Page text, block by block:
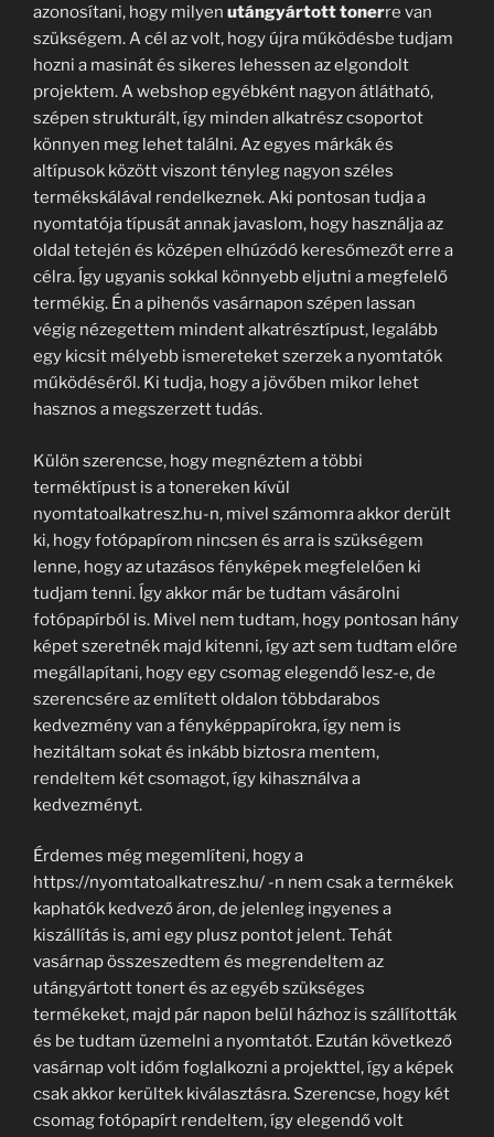
azonosítani, hogy milyen utángyártott tonerre van
szükségem. A cél az volt, hogy újra működésbe tudjam
hozni a masinát és sikeres lehessen az elgondolt
projektem. A webshop egyébként nagyon átlátható,
szépen strukturált, így minden alkatrész csoportot
könnyen meg lehet találni. Az egyes márkák és
altípusok között viszont tényleg nagyon széles
termékskálával rendelkeznek. Aki pontosan tudja a
nyomtatója típusát annak javaslom, hogy használja az
oldal tetején és középen elhúzódó keresőmezőt erre a
célra. Így ugyanis sokkal könnyebb eljutni a megfelelő
termékig. Én a pihenős vasárnapon szépen lassan
végig nézegettem mindent alkatrésztípust, legalább
egy kicsit mélyebb ismereteket szerzek a nyomtatók
működéséről. Ki tudja, hogy a jövőben mikor lehet
hasznos a megszerzett tudás.
Külön szerencse, hogy megnéztem a többi
terméktípust is a tonereken kívül
nyomtatoalkatresz.hu-n, mivel számomra akkor derült
ki, hogy fotópapírom nincsen és arra is szükségem
lenne, hogy az utazásos fényképek megfelelően ki
tudjam tenni. Így akkor már be tudtam vásárolni
fotópapírból is. Mivel nem tudtam, hogy pontosan hány
képet szeretnék majd kitenni, így azt sem tudtam előre
megállapítani, hogy egy csomag elegendő lesz-e, de
szerencsére az említett oldalon többdarabos
kedvezmény van a fényképpapírokra, így nem is
hezitáltam sokat és inkább biztosra mentem,
rendeltem két csomagot, így kihasználva a
kedvezményt.
Érdemes még megemlíteni, hogy a
https://nyomtatoalkatresz.hu/ -n nem csak a termékek
kaphatók kedvező áron, de jelenleg ingyenes a
kiszállítás is, ami egy plusz pontot jelent. Tehát
vasárnap összeszedtem és megrendeltem az
utángyártott tonert és az egyéb szükséges
termékeket, majd pár napon belül házhoz is szállították
és be tudtam üzemelni a nyomtatót. Ezután következő
vasárnap volt időm foglalkozni a projekttel, így a képek
csak akkor kerültek kiválasztásra. Szerencse, hogy két
csomag fotópapírt rendeltem, így elegendő volt